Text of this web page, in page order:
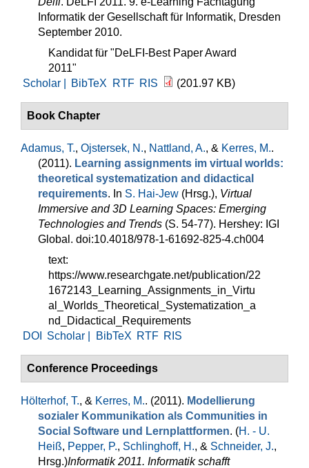
Informatik der Gesellschaft für Informatik, Dresden
September 2010.
Kandidat für "DeLFI-Best Paper Award
2011"
Scholar |
BibTeX RTF RIS (201.97 KB)
Book Chapter
Adamus, T., Ojstersek, N., Nattland, A., & Kerres, M..
(2011). Learning assignments im virtual worlds:
theoretical systematization and didactical
requirements. In S. Hai-Jew (Hrsg.), Virtual
Immersive and 3D Learning Spaces: Emerging
Technologies and Trends (S. 54-77). Hershey: IGI
Global. doi:10.4018/978-1-61692-825-4.ch004
text:
https://www.researchgate.net/publication/22
1672143_Learning_Assignments_in_Virtu
al_Worlds_Theoretical_Systematization_a
nd_Didactical_Requirements
DOI
Scholar | BibTeX RTF RIS
Conference Proceedings
Hölterhof, T., & Kerres, M.. (2011). Modellierung
sozialer Kommunikation als Communities in
Social Software und Lernplattformen. (H. - U.
Heiß, Pepper, P., Schlinghoff, H., & Schneider, J.,
Hrsg.)Informatik 2011. Informatik schafft